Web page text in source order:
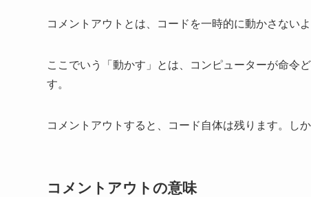
コメントアウトとは、コードを一時的に動かさないよ
ここでいう「動かす」とは、コンピューターが命令
す。
コメントアウトすると、コード自体は残ります。し
コメントアウトの意味